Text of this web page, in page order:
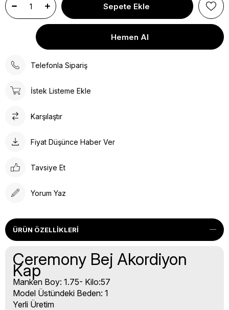
Telefonla Sipariş
İstek Listeme Ekle
Karşılaştır
Fiyat Düşünce Haber Ver
Tavsiye Et
Yorum Yaz
ÜRÜN ÖZELLIKLERI
Ceremony Bej Akordiyon
Kap
Manken Boy: 1.75- Kilo:57
Model Üstündeki Beden: 1
Yerli Üretim